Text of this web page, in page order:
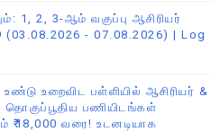
1, 2, 3-ஆம் வகுப்பு ஆசிரியர்
(03.08.2026 - 07.08.2026) | Log
உண்டு உறைவிட பள்ளியில் ஆசிரியர் &
தொகுப்பூதிய பணியிடங்கள்
₹18,000 வரை! உடனடியாக